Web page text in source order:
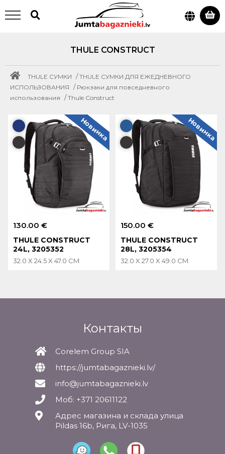
THULE CONSTRUCT
THULE СУМКИ /THULE СУМКИ ДЛЯ ЕЖЕДНЕВНОГО
ИСПОЛЬЗОВАНИЯ / Рюкзаки для повседневного
использования /Thule Construct
130.00 €
THULE CONSTRUCT
24L, 3205352
32.0 X 24.5 X 47.0 CM
Новинка
150.00 €
THULE CONSTRUCT
28L, 3205354
32.0 X 27.0 X 49.0 CM
Новинка
Контакты
Corelem Group SIA
https://jumtabagaznieki.lv/
info@jumtabagaznieki.lv
Моб: +371 20611122
Адрес магазина и склада улица
Pildas 16b, Рига, LV-1035